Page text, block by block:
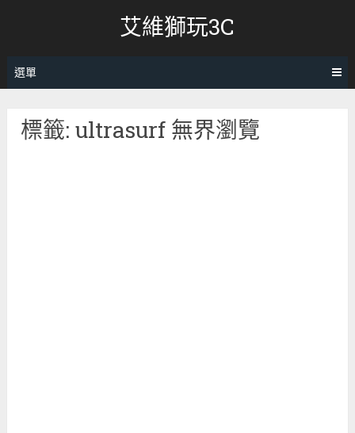
艾維獅玩3C
選單
標籤:ultrasurf 無界瀏覽